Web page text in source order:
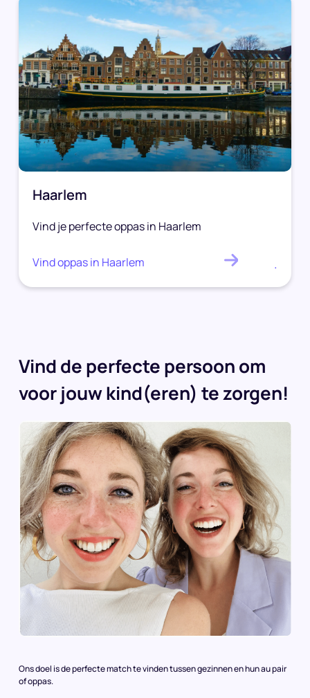
Haarlem
Vind je perfecte oppas in Haarlem
Vind oppas in Haarlem .
Vind de perfecte persoon om
voor jouw kind(eren) te zorgen!
Ons doel is de perfecte match te vinden tussen gezinnen en hun au pair
of oppas.